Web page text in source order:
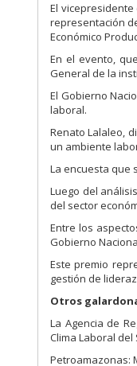
El
representación
Económico
En el evento,
General de la
El Gobierno
laboral.
Renato Lalaleo,
un ambiente
La encuesta que
Luego del
del sector
Entre los
Gobierno
Este premio
gestión de
Otros
La Agencia de
Clima Laboral del
Petroamazonas: